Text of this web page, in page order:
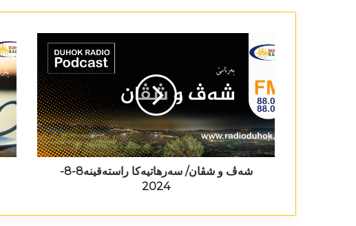
شەڤ و شڤان/ سەرھاتیەکا راستەقینە8-8-
2024